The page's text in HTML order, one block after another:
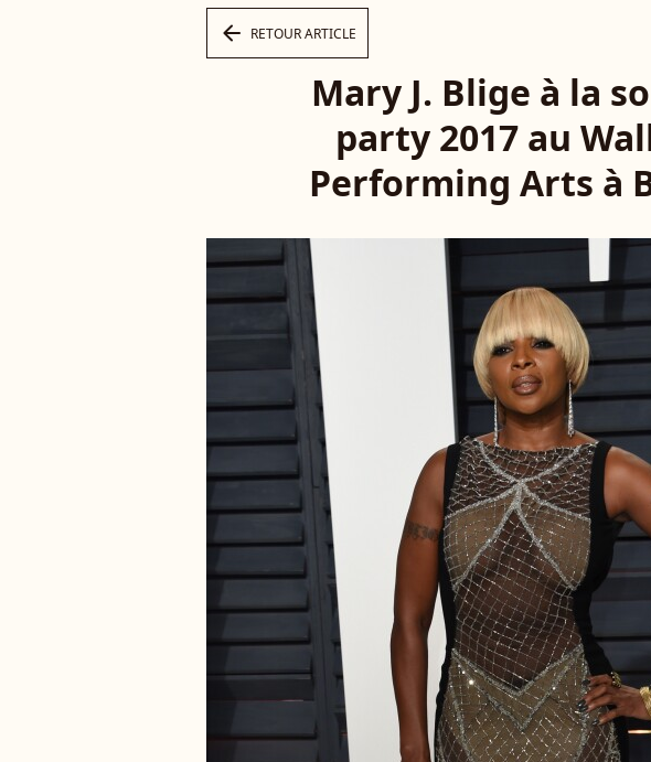
arrow_left RETOUR ARTICLE
Mary J. Blige à la
party 2017 au
Performing Arts à